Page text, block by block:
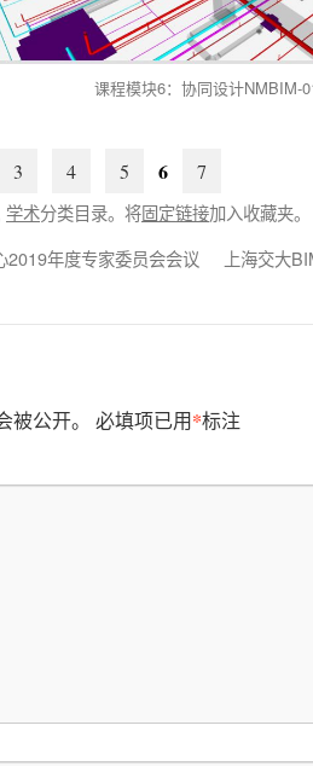
课程模块6：协同设计NMBIM-
3 4 5 6
7
学术分类目录。将固定链接加入收藏夹。
2019年度专家委员会会议
上海交大
公开。 必填项已用*标注